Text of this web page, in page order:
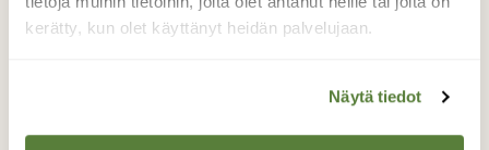
kerätty, kun olet käyttänyt heidän palvelujaan.
Näytä tiedot